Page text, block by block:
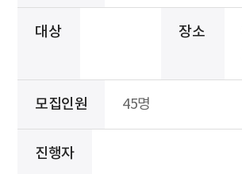
대상 장소
모집인원 45명
진행자